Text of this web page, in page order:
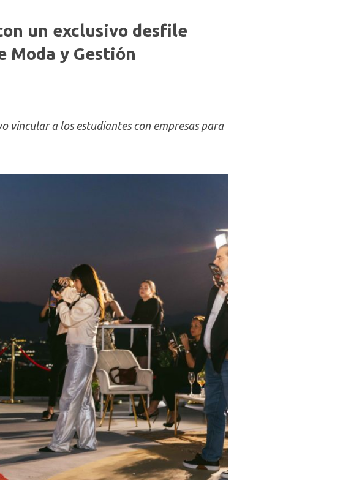
un exclusivo desfile
Moda y Gestión
vincular a los estudiantes con empresas para